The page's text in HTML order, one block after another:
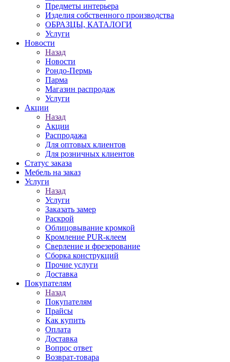
Предметы интерьера
Изделия собственного производства
ОБРАЗЦЫ, КАТАЛОГИ
Услуги
Новости
Назад
Новости
Рондо-Пермь
Парма
Магазин распродаж
Услуги
Акции
Назад
Акции
Распродажа
Для оптовых клиентов
Для розничных клиентов
Статус заказа
Мебель на заказ
Услуги
Назад
Услуги
Заказать замер
Раскрой
Облицовывание кромкой
Кромление PUR-клеем
Сверление и фрезерование
Сборка конструкций
Прочие услуги
Доставка
Покупателям
Назад
Покупателям
Прайсы
Как купить
Оплата
Доставка
Вопрос ответ
Возврат-товара